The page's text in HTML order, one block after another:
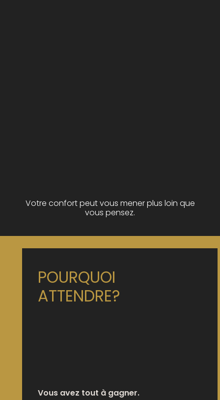
Votre confort peut vous mener plus loin que
vous pensez.
POURQUOI
ATTENDRE?
Vous avez tout à gagner.